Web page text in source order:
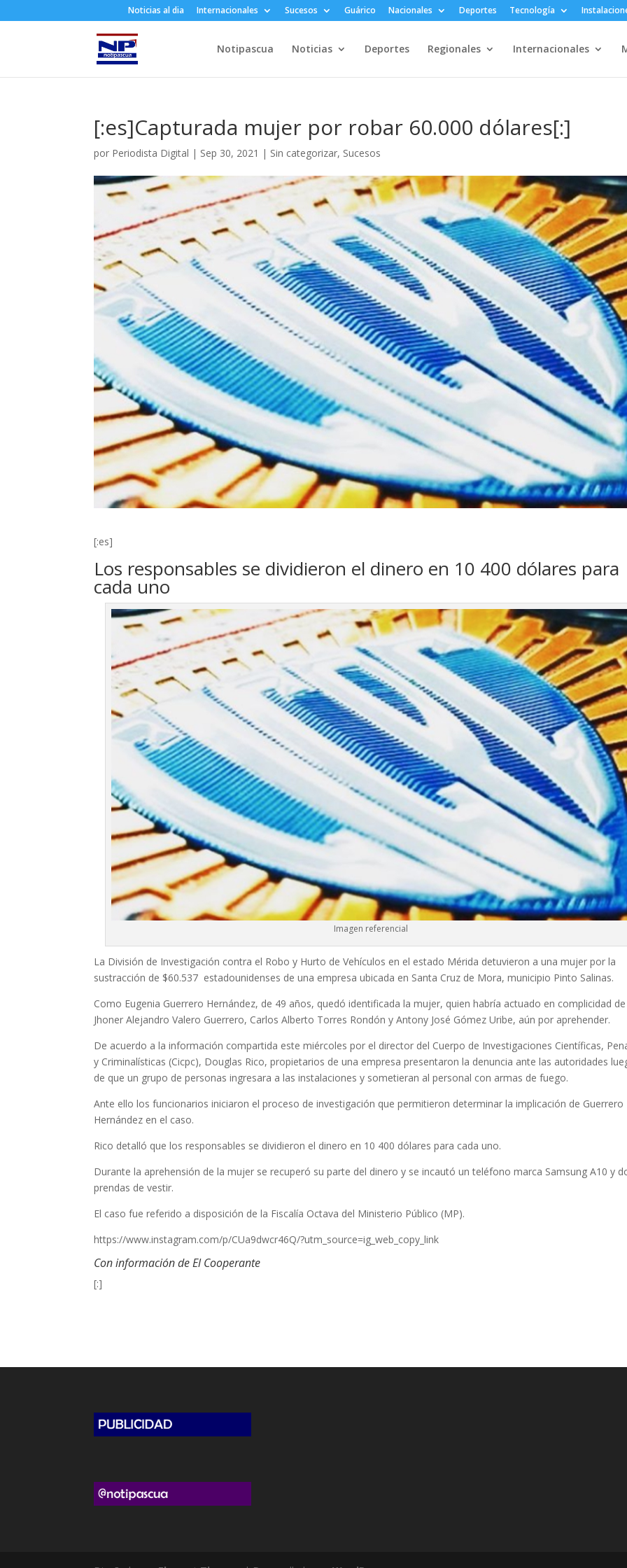
Noticias al dia Internacionales Sucesos Guárico Nacionales Deportes Tecnología
Notipascua Noticias Deportes Regionales Internacionales
[:es]Capturada mujer por robar 60.000 dólares[:]
por Periodista Digital | Sep 30, 2021 | Sin categorizar, Sucesos
[:es]
Los responsables se dividieron el dinero en 10 400 dólares para
cada uno
Imagen referencial
La División de Investigación contra el Robo y Hurto de Vehículos en el estado Mérida detuvieron a una mujer por la
sustracción de $60.537 estadounidenses de una empresa ubicada en Santa Cruz de Mora, municipio Pinto Salinas.
Como Eugenia Guerrero Hernández, de 49 años, quedó identificada la mujer, quien habría actuado en complicidad de
Jhoner Alejandro Valero Guerrero, Carlos Alberto Torres Rondón y Antony José Gómez Uribe, aún por aprehender.
De acuerdo a la información compartida este miércoles por el director del Cuerpo de Investigaciones Científicas,
y Criminalísticas (Cicpc), Douglas Rico, propietarios de una empresa presentaron la denuncia ante las autoridades
de que un grupo de personas ingresara a las instalaciones y sometieran al personal con armas de fuego.
Ante ello los funcionarios iniciaron el proceso de investigación que permitieron determinar la implicación de Guerrero
Hernández en el caso.
Rico detalló que los responsables se dividieron el dinero en 10 400 dólares para cada uno.
Durante la aprehensión de la mujer se recuperó su parte del dinero y se incautó un teléfono marca Samsung A10 y
prendas de vestir.
El caso fue referido a disposición de la Fiscalía Octava del Ministerio Público (MP).
https://www.instagram.com/p/CUa9dwcr46Q/?utm_source=ig_web_copy_link
Con información de El Cooperante
[:]